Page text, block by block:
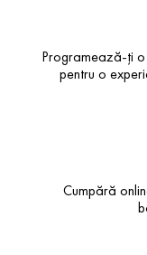
Programează-ți o
pentru o
Cumpără